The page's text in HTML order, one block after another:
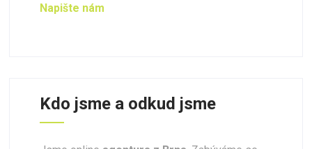
Napište nám
Kdo jsme a odkud jsme